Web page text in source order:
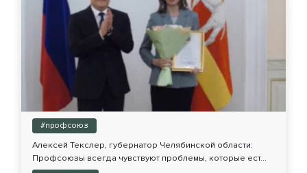
#профсоюз
Алексей Текслер, губернатор Челябинской области:
Профсоюзы всегда чувствуют проблемы, которые ест...